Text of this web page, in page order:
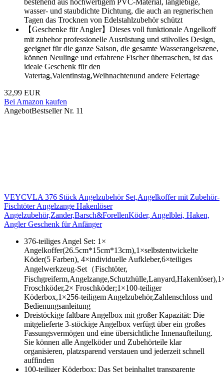
bestehend aus hochwertigem PVC-Material, langlebige,
wasser- und staubdichte Dichtung, die auch an regnerischen
Tagen das Trocknen von Edelstahlzubehör schützt
【Geschenke für Angler】Dieses voll funktionale Angelkoff
mit zubehor professionelle Ausrüstung und stilvolles Design,
geeignet für die ganze Saison, die gesamte Wasserangelszene,
können Neulinge und erfahrene Fischer überraschen, ist das
ideale Geschenk für den
Vatertag,Valentinstag,Weihnachtenund andere Feiertage
32,99 EUR
Bei Amazon kaufen
AngebotBestseller Nr. 11
VEYCVLA 376 Stück Angelzubehör Set,Angelkoffer mit Zubehör-
Fischtöter Angelzange Hakenlöser
Angelzubehör,Zander,Barsch&ForellenKöder, Angelblei, Haken,
Angler Geschenk für Anfänger
376-teiliges Angel Set: 1×
Angelkoffer(26.5cm*15cm*13cm),1×selbstentwickelte
Köder(5 Farben), 4×individuelle Aufkleber,6×teiliges
Angelwerkzeug-Set（Fischtöter,
Froschköder,2× Froschköder;1×100-teiliger
Köderbox,1×256-teiligem Angelzubehör,Zahlenschloss und
Bedienungsanleitung
Dreistöckige faltbare Angelbox mit großer Kapazität: Die
mitgelieferte 3-stöckige Angelbox verfügt über ein großes
Fassungsvermögen und eine übersichtliche Innenaufteilung.
Sie können alle Angelköder und Zubehörteile klar
organisieren, platzsparend verstauen und jederzeit schnell
auffinden
100-teiliger Köderbox: Das Set beinhaltet transparente